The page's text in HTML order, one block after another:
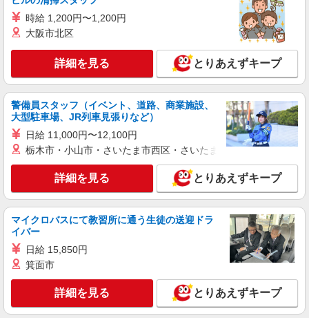
≪ソフトバンク光≫のサービス案内
時給1600円〜 ※残業代支給 ★交通費別途支給
頂くと, インセンティブ支給(規定有) ★月2回払
い・週払い可能（規程有）★ ゜・。○。・゜
+゜・。○。・゜+゜
福岡県福岡市博多区のsoftbankショップ
キープ 詳細を見る
派遣社員 紹介予定派遣
株式会社シエロ
≪スマホアドバイザー≫
残業代支給 ★交通費別途支給（規定あり） ゜
+゜・。○。・゜+゜・。○。・゜+゜ 入社祝い金10
万円支給(規定有) お友達を紹介頂くと, インセンテ
ィブ支給(規定有) ★月2回払い・週払い可能（規程
有）★ ゜・。○。・゜+゜・。○。・゜+゜
福岡県福岡市博多区のsoftbankショップ
キープ 詳細を見る
派遣社員 紹介予定派遣
株式会社シエロ
≪スマホアドバイザー≫
時給1400円〜1450円（経験・能力による） ※
残業代支給 ★交通費別途支給（規定あり） ゜
時給 1,200円〜1,200円
大阪市北区
詳細を見る とりあえずキープ
警備員スタッフ（イベント、道路、商業施設、
大型駐車場、JR列車見張りなど）
日給 11,000円〜12,100円
栃木市・小山市・さいたま市西区・さいたま市岩槻区・久喜市・
詳細を見る とりあえずキープ
マイクロバスにて教習所に通う生徒の送迎ドラ
イバー
日給 15,850円
箕面市
詳細を見る とりあえずキープ